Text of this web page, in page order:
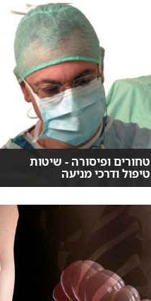
לאמץ את הרעיון הפרוב...
טחורים ופיסורה - שיטות
טיפול ודרכי מניעה
גם רופאים מתקשים לעיתים להבדיל
בין טחורים לפיסורה,...